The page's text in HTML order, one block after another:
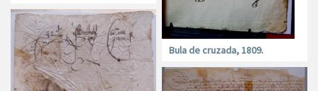
Bula de cruzada, 1809.